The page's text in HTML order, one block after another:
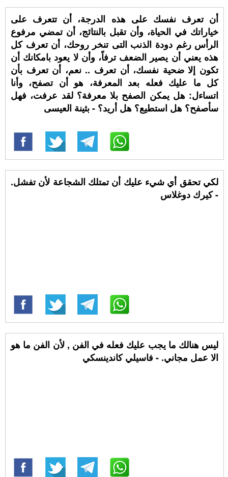
أن تعرف نفسك على هذه الدرجة، أن تتعرف على
خياراتك في الحياة، وأن تقبل بالنتائج، أن تمضي مرفوع
الرأس رغم دودة الذنب التى تنخر روحك، أن تعرف كل
هذه يعني أن يصير الضعف ترفاً، وأن لا يعود بامكانك أن
تكون إلا ضحية نفسك، أن تعرف .. نعم، أن تعرف بأن
كل ما عليك فعله بعد المعرفة، هو أن تصفح، وأنا
اتساءل: هل يمكن الصفح بلا معرفة؟ لقد عرفت، فهل
سأصفح؟ هل استطيع؟ هل أريد؟ - بثينة العيسى
لكي تحقق أي شيء عليك أن تمتلك الشجاعة لأن تفشل.
- كيرك دوغلاس
ليس هنالك ما يجب عليك فعله في الفن , لأن الفن ما هو
الا عمل مجاني. - فاسيلي كاندينسكي